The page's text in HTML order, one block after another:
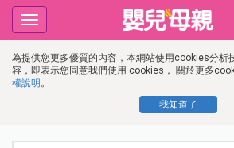
為提供您更多優質的內容，本網站使用cookies分析
容，即表示您同意我們使用 cookies， 關於更多
權說明 。
我知道了
Toggle
navigation